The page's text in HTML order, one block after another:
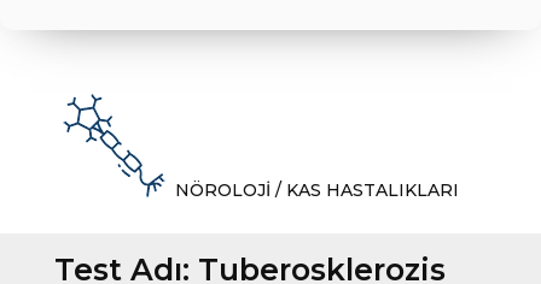
NÖROLOJİ / KAS HASTALIKLARI
Test Adı: Tuberosklerozis